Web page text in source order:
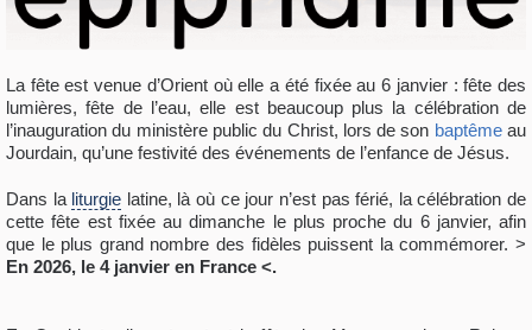
La fête est venue d’Orient où elle a été fixée au 6 janvier : fête des
lumières, fête de l’eau, elle est beaucoup plus la célébration de
l’inauguration du ministère public du Christ, lors de son baptêmeau
Jourdain, qu’une festivité des événements de l’enfance de Jésus.
Dans la liturgie latine, là où ce jour n’est pas férié, la célébration de
cette fête est fixée au dimanche le plus proche du 6 janvier, afin
que le plus grand nombre des fidèles puissent la commémorer. >
En 2026, le 4 janvier en France <.